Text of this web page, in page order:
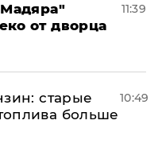
от дворца
11:39
старые
больше
10:49